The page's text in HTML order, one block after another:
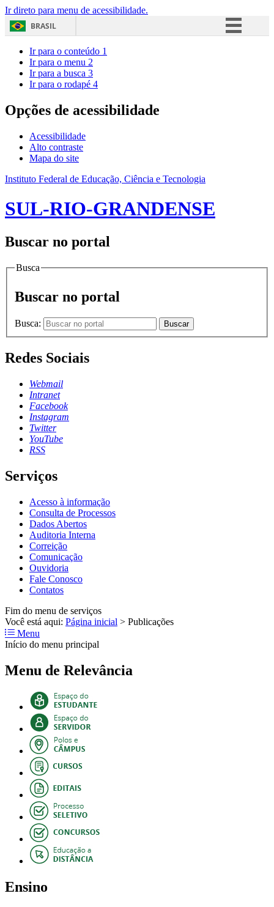
Ir direto para menu de acessibilidade.
BRASIL
Acesso à informação
Ir para o conteúdo 1
Ir para o menu 2
Ir para a busca 3
Ir para o rodapé 4
Opções de acessibilidade
Acessibilidade
Alto contraste
Mapa do site
Instituto Federal de Educação, Ciência e Tecnologia
SUL-RIO-GRANDENSE
Buscar no portal
Busca
Buscar no portal
Busca: Buscar
Redes Sociais
Webmail
Intranet
Facebook
Instagram
Twitter
YouTube
RSS
Serviços
Acesso à informação
Consulta de Processos
Dados Abertos
Auditoria Interna
Correição
Comunicação
Ouvidoria
Fale Conosco
Contatos
Fim do menu de serviços
Você está aqui: Página inicial > Publicações
Menu
Início do menu principal
Menu de Relevância
Ensino